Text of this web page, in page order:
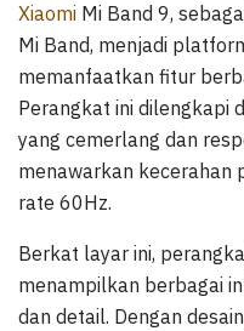
Xiaomi Mi Band 9,
Mi Band, menjadi
memanfaatkan fitur
Perangkat ini dilengkapi
yang cemerlang dan
menawarkan kecerahan
rate 60Hz.
Berkat layar ini,
menampilkan berbagai
dan detail. Dengan